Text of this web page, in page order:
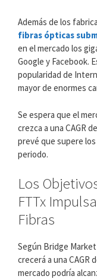
Además de los
fibras ópticas
en el mercado los
Google y Facebook.
popularidad de
mayor de enormes
Se espera que el
crezca a una CAGR
prevé que supere
periodo.
Los
FTTx
Fibras
Según Bridge
crecerá a una CAGR
mercado podría